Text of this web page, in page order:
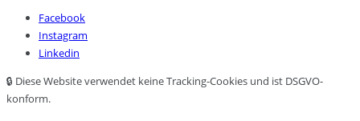
Facebook
Instagram
Linkedin
🔒 Diese Website verwendet keine Tracking-Cookies und ist DSGVO-
konform.